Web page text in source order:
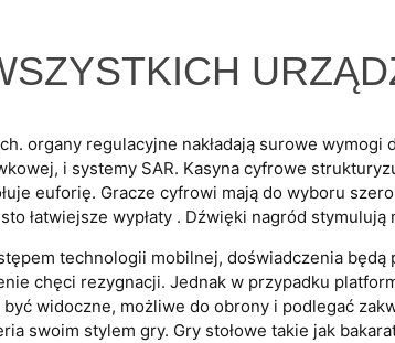
organy regulacyjne nakładają surowe wymogi
i systemy SAR. Kasyna cyfrowe
euforię. Gracze cyfrowi mają do wyboru
łatwiejsze wypłaty . Dźwięki nagród stymulują
technologii mobilnej, doświadczenia
chęci rezygnacji. Jednak w przypadku
widoczne, możliwe do obrony i podlegać
swoim stylem gry. Gry stołowe takie jak